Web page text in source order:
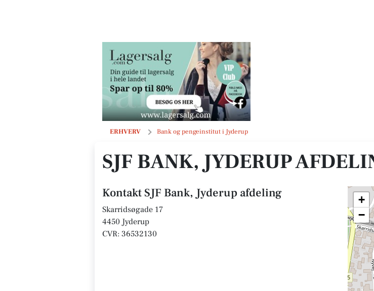
ERHVERV Bank og pengeinstitut i Jyderup
SJF Bank, Jyderup afdeling
SJF BANK, JYDERUP
Kontakt SJF Bank, Jyderup afdeling
Skarridsøgade 17
4450 Jyderup
CVR: 36532130
+
−